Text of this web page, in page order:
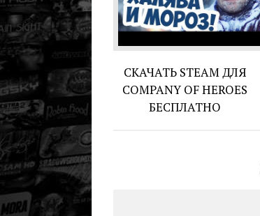
СКАЧАТЬ STEAM ДЛЯ
COMPANY OF HEROES
БЕСПЛАТНО